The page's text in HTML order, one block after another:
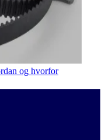
og hvorfor